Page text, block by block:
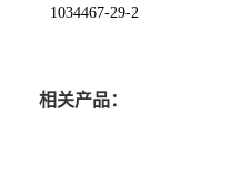
1034467-29-2
相关产品：